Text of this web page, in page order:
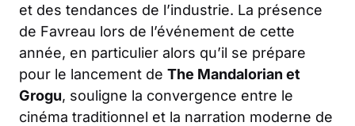
et des tendances de l’industrie. La présence
de Favreau lors de l’événement de cette
année, en particulier alors qu’il se prépare
pour le lancement de The Mandalorian et
Grogu, souligne la convergence entre le
cinéma traditionnel et la narration moderne de